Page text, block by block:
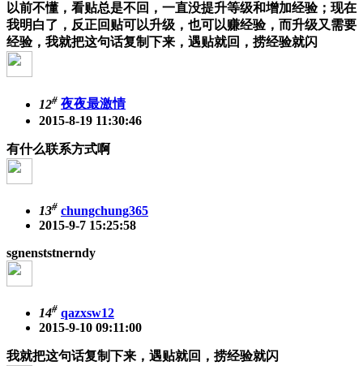
以前不懂，看贴总是不回，一直没提升等级和增加经验；现在
我明白了，反正回贴可以升级，也可以赚经验，而升级又需要
经验，我就把这句话复制下来，遇贴就回，捞经验就闪
12# 夜夜最激情
2015-8-19 11:30:46
有什么联系方式啊
13# chungchung365
2015-9-7 15:25:58
sgnenststnerndy
14# qazxsw12
2015-9-10 09:11:00
我就把这句话复制下来，遇贴就回，捞经验就闪